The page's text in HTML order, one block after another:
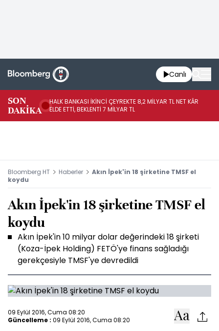
Canlı
SON
DAKİKA
HALK BANKASI İKİNCİ ÇEYREKTE 8,2 MİLYAR TL NET KÂR
ELDE ETTİ, BEKLENTİ 7 MİLYAR TL
Bloomberg HT Haberler
Akın İpek'in 18 şirketine TMSF el
koydu
Akın İpek'in 18 şirketine TMSF el
koydu
Akın İpek'in 10 milyar dolar değerindeki 18 şirketi
(Koza-İpek Holding) FETÖ'ye finans sağladığı
gerekçesiyle TMSF'ye devredildi
09 Eylül 2016, Cuma 08:20
Güncelleme : 09 Eylül 2016, Cuma 08:20